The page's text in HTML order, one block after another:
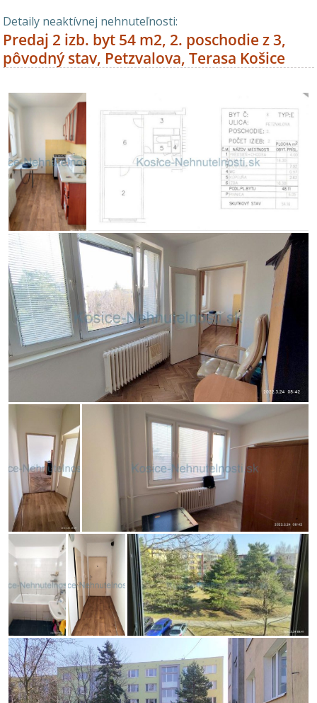
Detaily neaktívnej nehnuteľnosti:
Predaj 2 izb. byt 54 m2, 2. poschodie z 3,
pôvodný stav, Petzvalova, Terasa Košice